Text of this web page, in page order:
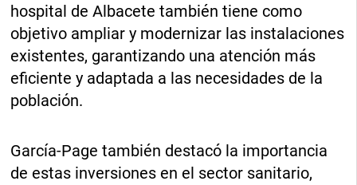
hospital de Albacete también tiene como
objetivo ampliar y modernizar las instalaciones
existentes, garantizando una atención más
eficiente y adaptada a las necesidades de la
población.
García-Page también destacó la importancia
de estas inversiones en el sector sanitario,